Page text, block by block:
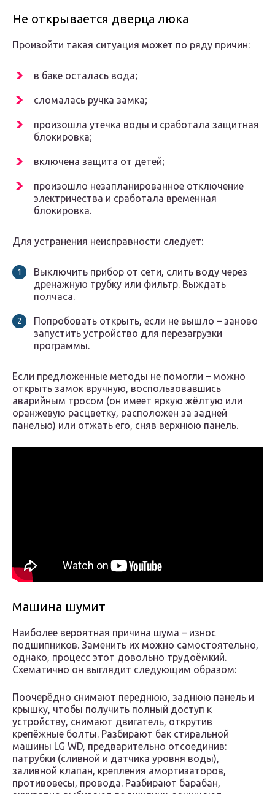
Не открывается дверца люка
Произойти такая ситуация может по ряду причин:
в баке осталась вода;
сломалась ручка замка;
произошла утечка воды и сработала защитная
блокировка;
включена защита от детей;
произошло незапланированное отключение
электричества и сработала временная
блокировка.
Для устранения неисправности следует:
Выключить прибор от сети, слить воду через
дренажную трубку или фильтр. Выждать
полчаса.
Попробовать открыть, если не вышло – заново
запустить устройство для перезагрузки
программы.
Если предложенные методы не помогли – можно
открыть замок вручную, воспользовавшись
аварийным тросом (он имеет яркую жёлтую или
оранжевую расцветку, расположен за задней
панелью) или отжать его, сняв верхнюю панель.
Машина шумит
Наиболее вероятная причина шума – износ
подшипников. Заменить их можно самостоятельно,
однако, процесс этот довольно трудоёмкий.
Схематично он выглядит следующим образом:
Поочерёдно снимают переднюю, заднюю панель и
крышку, чтобы получить полный доступ к
устройству, снимают двигатель, открутив
крепёжные болты. Разбирают бак стиральной
машины LG WD, предварительно отсоединив:
патрубки (сливной и датчика уровня воды),
заливной клапан, крепления амортизаторов,
противовесы, провода. Разбирают барабан,